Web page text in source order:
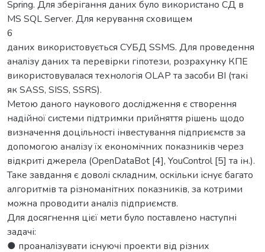
Spring. Для зберігання даних було використано СД в
MS SQL Server. Для керування сховищем
6
даних використовується СУБД SSMS. Для проведення
аналізу даних та перевірки гіпотези, розрахунку КПЕ
використовувалася технологія OLAP та засоби ВІ (такі
як SASS, SISS, SSRS).
Метою даного наукового дослідження є створення
надійної системи підтримки прийняття рішень щодо
визначення доцільності інвестування підприємств за
допомогою аналізу їх економічних показників через
відкриті джерела (OpenDataBot [4], YouControl [5] та ін.).
Таке завдання є доволі складним, оскільки існує багато
алгоритмів та різноманітних показників, за котрими
можна проводити аналіз підприємств.
Для досягнення цієї мети було поставлено наступні
задачі:
● проаналізувати існуючі проекти від різних